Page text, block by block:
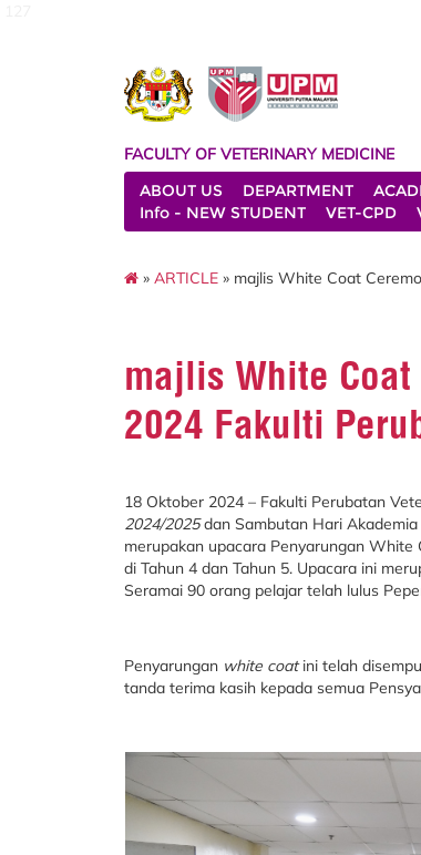
FACULTY OF VETERINARY MEDICINE
ABOUT US
DEPARTMENT
Info - NEW STUDENT
VET-CPD
» ARTICLE » majlis White Coat
majlis White
2024 Fakulti
18 Oktober 2024 – Fakulti Perubatan
2024/2025dan Sambutan Hari
merupakan upacara Penyarungan White
di Tahun 4 dan Tahun 5. Upacara ini
Seramai 90 orang pelajar telah lulus
Penyarungan white coatini telah
tanda terima kasih kepada semua